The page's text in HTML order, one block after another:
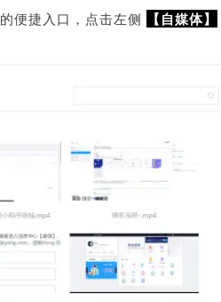
便捷入口，点击左侧 【自媒体】